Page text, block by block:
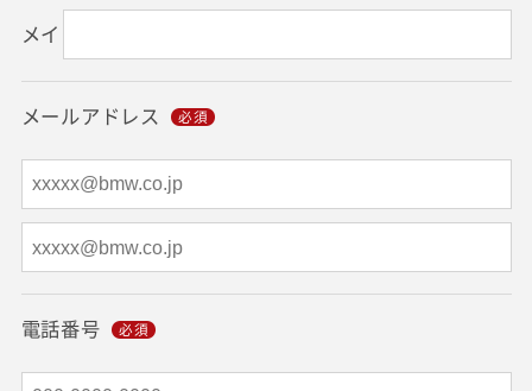
メイ
メールアドレス
電話番号